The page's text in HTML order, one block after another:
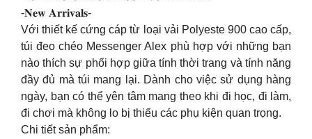
-𝐍𝐞𝐰 𝐀𝐫𝐫𝐢𝐯𝐚𝐥𝐬-
Với thiết kế cứng cáp từ loại vải Polyeste 900 cao cấp,
túi đeo chéo Messenger Alex phù hợp với những bạn
nào thích sự phối hợp giữa tính thời trang và tính năng
đầy đủ mà túi mang lại. Dành cho việc sử dụng hàng
ngày, bạn có thể yên tâm mang theo khi đi học, đi làm,
đi chơi mà không lo bị thiếu các phụ kiện quan trọng.
Chi tiết sản phẩm: